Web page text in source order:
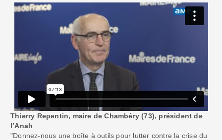
Thierry Repentin, maire de Chambéry (73), président de
l’Anah
"Donnez-nous une boîte à outils pour lutter contre la crise du